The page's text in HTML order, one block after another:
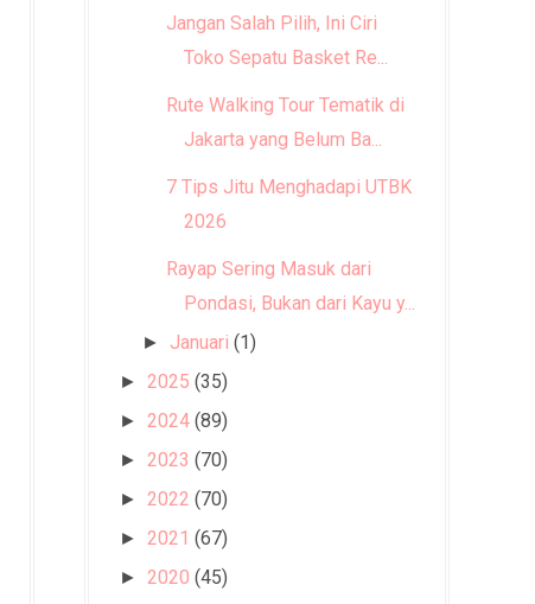
Jangan Salah Pilih, Ini Ciri
Toko Sepatu Basket Re...
Rute Walking Tour Tematik di
Jakarta yang Belum Ba...
7 Tips Jitu Menghadapi UTBK
2026
Rayap Sering Masuk dari
Pondasi, Bukan dari Kayu y...
► Januari (1)
► 2025 (35)
► 2024 (89)
► 2023 (70)
► 2022 (70)
► 2021 (67)
► 2020 (45)